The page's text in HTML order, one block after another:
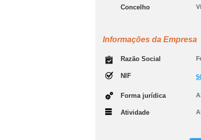
Concelho
Informações da Empresa
Razão Social
NIF
Forma jurídica
Atividade